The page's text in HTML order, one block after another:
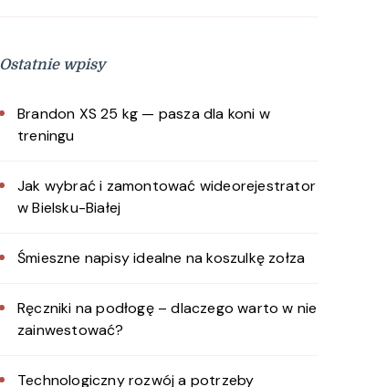
Ostatnie wpisy
Brandon XS 25 kg — pasza dla koni w
treningu
Jak wybrać i zamontować wideorejestrator
w Bielsku-Białej
Śmieszne napisy idealne na koszulkę zołza
Ręczniki na podłogę – dlaczego warto w nie
zainwestować?
Technologiczny rozwój a potrzeby